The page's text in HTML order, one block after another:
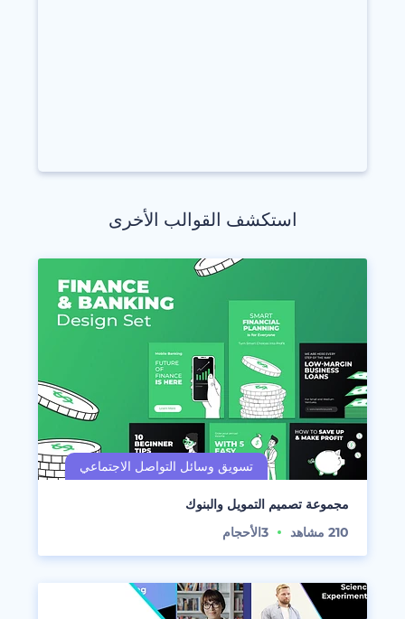
استكشف القوالب الأخرى
مجموعة تصميم التمويل والبنوك
210 مشاهد 3الأحجام